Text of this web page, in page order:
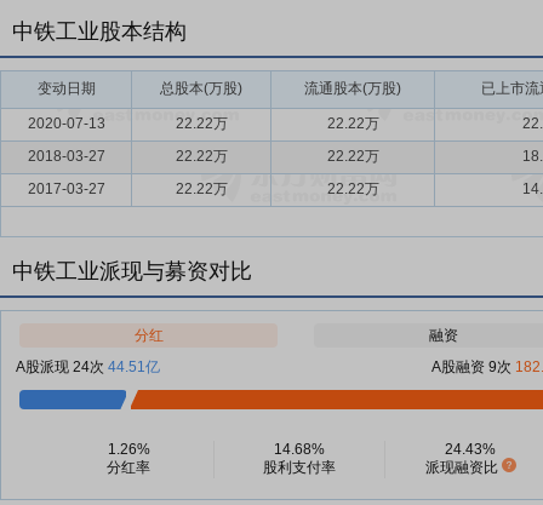
中铁工业股本结构
变动日期 总股本(万股) 流通股本(万股) 已上市
2020-07-13 22.22万 22.22万
2018-03-27
22.22万 22.22万
2017-03-27
22.22万 22.22万
中铁工业派现与募资对比
分红
融资
A股派现 24次 44.51亿 A股融资 9次
1.26%
分红率
14.68%
股利支付率
24.43%
派现融资比